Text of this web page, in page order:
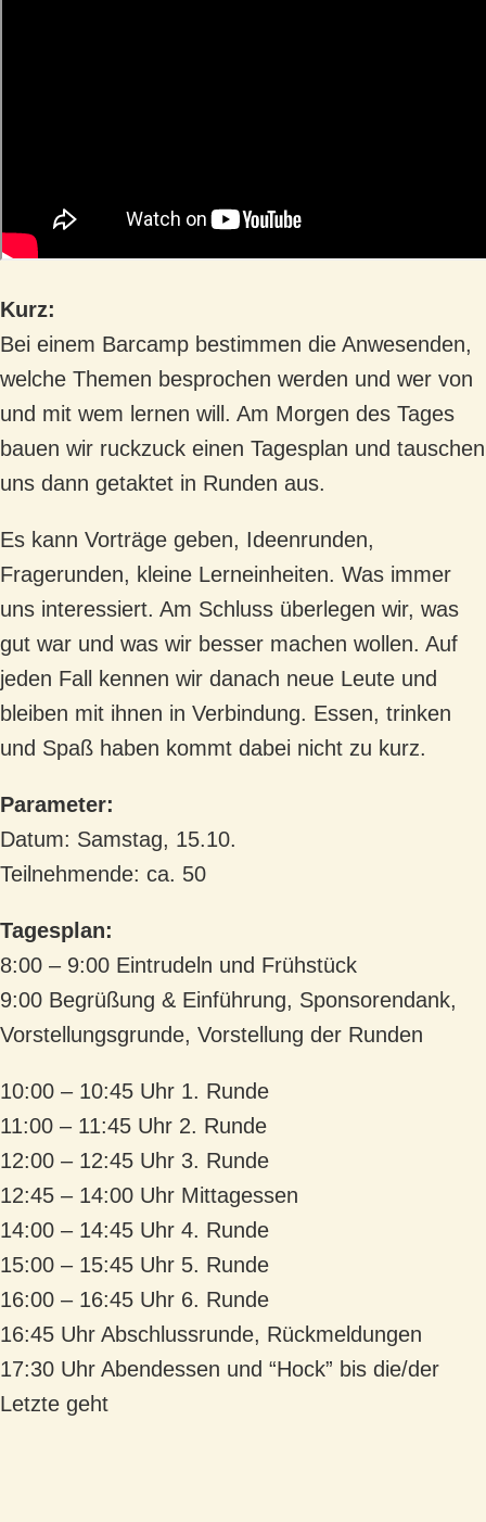
Kurz:
Bei einem Barcamp bestimmen die Anwesenden,
welche Themen besprochen werden und wer von
und mit wem lernen will. Am Morgen des Tages
bauen wir ruckzuck einen Tagesplan und tauschen
uns dann getaktet in Runden aus.
Es kann Vorträge geben, Ideenrunden,
Fragerunden, kleine Lerneinheiten. Was immer
uns interessiert. Am Schluss überlegen wir, was
gut war und was wir besser machen wollen. Auf
jeden Fall kennen wir danach neue Leute und
bleiben mit ihnen in Verbindung. Essen, trinken
und Spaß haben kommt dabei nicht zu kurz.
Parameter:
Datum: Samstag, 15.10.
Teilnehmende: ca. 50
Tagesplan:
8:00 – 9:00 Eintrudeln und Frühstück
9:00 Begrüßung & Einführung, Sponsorendank,
Vorstellungsgrunde, Vorstellung der Runden
10:00 – 10:45 Uhr 1. Runde
11:00 – 11:45 Uhr 2. Runde
12:00 – 12:45 Uhr 3. Runde
12:45 – 14:00 Uhr Mittagessen
14:00 – 14:45 Uhr 4. Runde
15:00 – 15:45 Uhr 5. Runde
16:00 – 16:45 Uhr 6. Runde
16:45 Uhr Abschlussrunde, Rückmeldungen
17:30 Uhr Abendessen und “Hock” bis die/der
Letzte geht